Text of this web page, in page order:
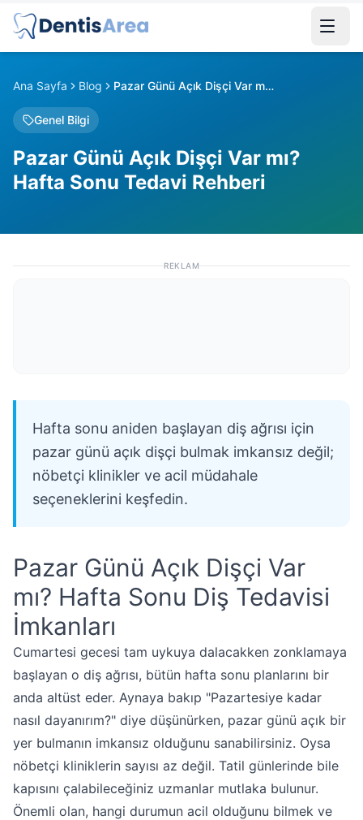
Ana Sayfa Blog Pazar Günü Açık Dişçi Var mı? Hafta Sonu Tedavi Rehberi
Genel Bilgi
Pazar Günü Açık Dişçi Var mı?
Hafta Sonu Tedavi Rehberi
REKLAM
Hafta sonu aniden başlayan diş ağrısı için
pazar günü açık dişçi bulmak imkansız değil;
nöbetçi klinikler ve acil müdahale
seçeneklerini keşfedin.
Pazar Günü Açık Dişçi Var
mı? Hafta Sonu Diş Tedavisi
İmkanları
Cumartesi gecesi tam uykuya dalacakken zonklamaya
başlayan o diş ağrısı, bütün hafta sonu planlarını bir
anda altüst eder. Aynaya bakıp "Pazartesiye kadar
nasıl dayanırım?" diye düşünürken, pazar günü açık bir
yer bulmanın imkansız olduğunu sanabilirsiniz. Oysa
nöbetçi kliniklerin sayısı az değil. Tatil günlerinde bile
kapısını çalabileceğiniz uzmanlar mutlaka bulunur.
Önemli olan, hangi durumun acil olduğunu bilmek ve